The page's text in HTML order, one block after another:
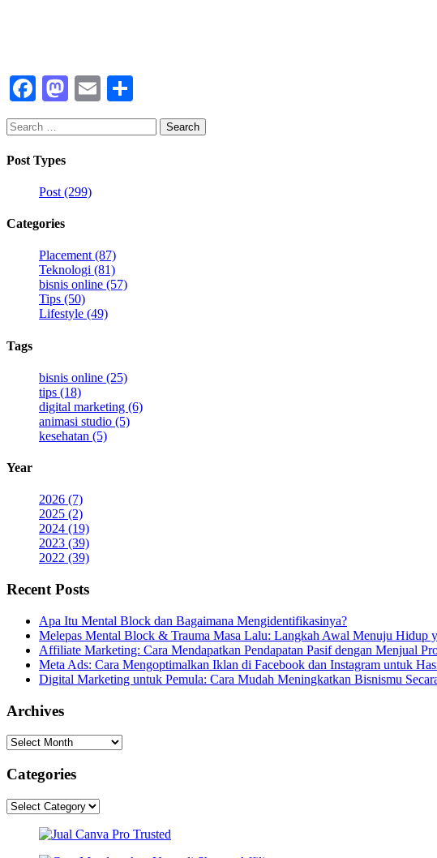
Facebook
Mastodon
Email
Search
for:
Post Types
Post (299)
Categories
Placement (87)
Teknologi (81)
bisnis online (57)
Tips (50)
Lifestyle (49)
Tags
bisnis online (25)
tips (18)
digital marketing (6)
animasi studio (5)
kesehatan (5)
Year
2026 (7)
2025 (2)
2024 (19)
2023 (39)
2022 (39)
Recent Posts
Apa Itu Mental Block dan Bagaimana Mengidentifikasinya?
Melepas Mental Block & Trauma Masa Lalu: Langkah Awal Menuju Hidup
Affiliate Marketing: Cara Mendapatkan Pendapatan Pasif dengan Menjual
Meta Ads: Cara Mengoptimalkan Iklan di Facebook dan Instagram untuk
Digital Marketing untuk Pemula: Cara Mudah Meningkatkan Bisnismu
Archives
Archives
Categories
Categories